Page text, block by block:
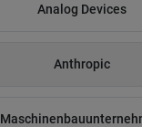
Analog Devices
Anthropic